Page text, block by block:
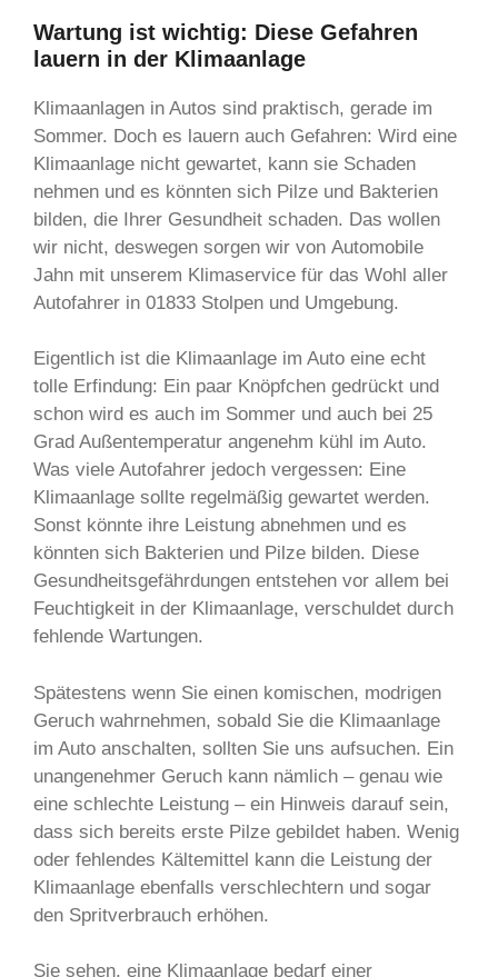
Wartung ist wichtig: Diese Gefahren
lauern in der Klimaanlage
Klimaanlagen in Autos sind praktisch, gerade im
Sommer. Doch es lauern auch Gefahren: Wird eine
Klimaanlage nicht gewartet, kann sie Schaden
nehmen und es könnten sich Pilze und Bakterien
bilden, die Ihrer Gesundheit schaden. Das wollen
wir nicht, deswegen sorgen wir von Automobile
Jahn mit unserem Klimaservice für das Wohl aller
Autofahrer in 01833 Stolpen und Umgebung.
Eigentlich ist die Klimaanlage im Auto eine echt
tolle Erfindung: Ein paar Knöpfchen gedrückt und
schon wird es auch im Sommer und auch bei 25
Grad Außentemperatur angenehm kühl im Auto.
Was viele Autofahrer jedoch vergessen: Eine
Klimaanlage sollte regelmäßig gewartet werden.
Sonst könnte ihre Leistung abnehmen und es
könnten sich Bakterien und Pilze bilden. Diese
Gesundheitsgefährdungen entstehen vor allem bei
Feuchtigkeit in der Klimaanlage, verschuldet durch
fehlende Wartungen.
Spätestens wenn Sie einen komischen, modrigen
Geruch wahrnehmen, sobald Sie die Klimaanlage
im Auto anschalten, sollten Sie uns aufsuchen. Ein
unangenehmer Geruch kann nämlich – genau wie
eine schlechte Leistung – ein Hinweis darauf sein,
dass sich bereits erste Pilze gebildet haben. Wenig
oder fehlendes Kältemittel kann die Leistung der
Klimaanlage ebenfalls verschlechtern und sogar
den Spritverbrauch erhöhen.
Sie sehen, eine Klimaanlage bedarf einer